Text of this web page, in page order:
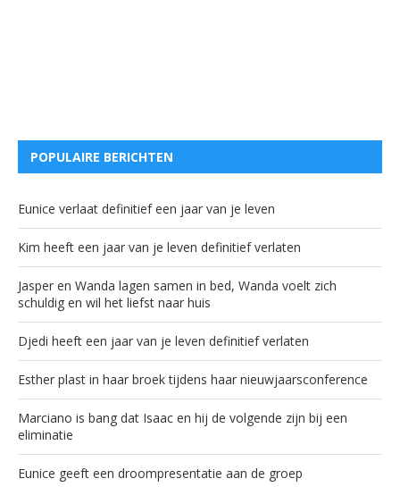
POPULAIRE BERICHTEN
Eunice verlaat definitief een jaar van je leven
Kim heeft een jaar van je leven definitief verlaten
Jasper en Wanda lagen samen in bed, Wanda voelt zich
schuldig en wil het liefst naar huis
Djedi heeft een jaar van je leven definitief verlaten
Esther plast in haar broek tijdens haar nieuwjaarsconference
Marciano is bang dat Isaac en hij de volgende zijn bij een
eliminatie
Eunice geeft een droompresentatie aan de groep